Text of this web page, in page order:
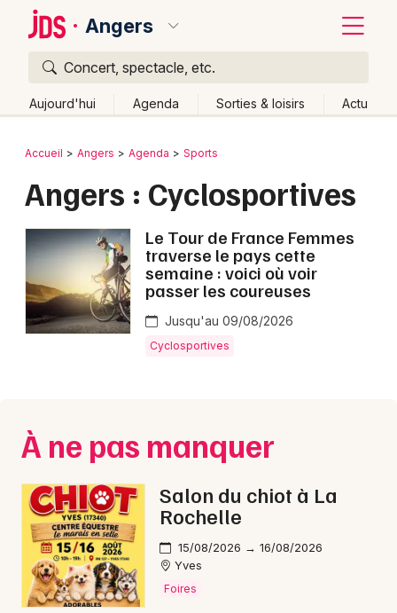
Angers
Concert, spectacle, etc.
Aujourd'hui Agenda Sorties & loisirs Actu
Publier un événement
Grands événements
Activité & Expérience
Sports
Soirées
Sorties famille
Bordeaux
Lille
Lyon
Marseille
Nantes
Paris
Strasbourg
Toulouse
Retour
Accueil Angers Agenda Sports
Angers : Cyclosportives
Le Tour de France Femmes
traverse le pays cette
semaine : voici où voir
passer les coureuses
Jusqu'au 09/08/2026
Cyclosportives
À ne pas manquer
Salon du chiot à La
Rochelle
15/08/2026 → 16/08/2026
Yves
Foires
Quoi ?
Où ?
Pays de la Loire
Partout Près de moi Changer de lieu
Quand ?
Effacer les dates
Demain Ce week-end Autre